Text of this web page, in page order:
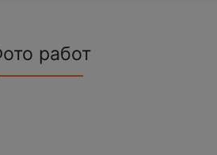
работ